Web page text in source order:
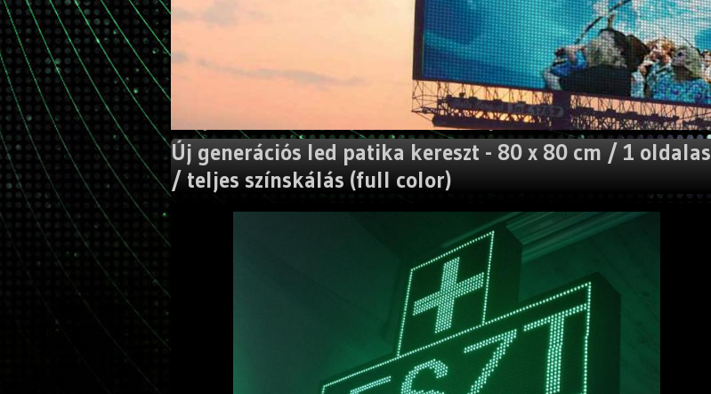
Új generációs led patika kereszt - 80 x 80 cm / 1 oldalas
/ teljes színskálás (full color)